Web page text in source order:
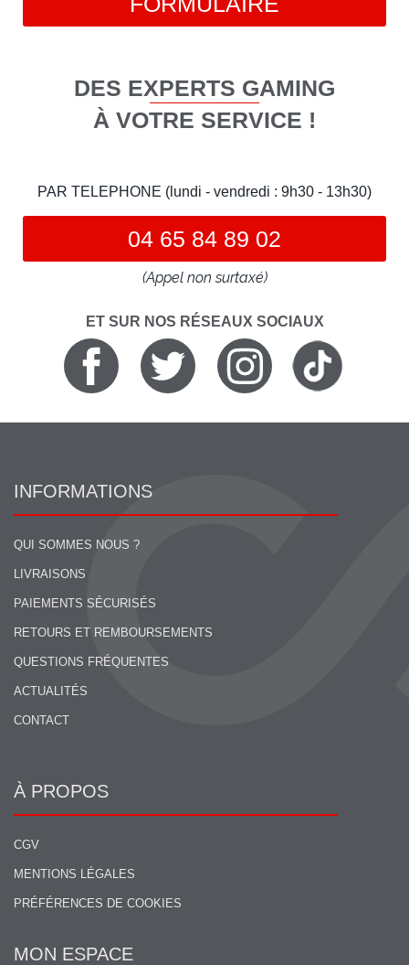
DES EXPERTS GAMING
À VOTRE SERVICE !
PAR TELEPHONE (lundi - vendredi : 9h30 - 13h30)
04 65 84 89 02
(Appel non surtaxé)
ET SUR NOS RÉSEAUX SOCIAUX
INFORMATIONS
QUI SOMMES NOUS ?
LIVRAISONS
PAIEMENTS SÉCURISÉS
RETOURS ET REMBOURSEMENTS
QUESTIONS FRÉQUENTES
ACTUALITÉS
CONTACT
À PROPOS
CGV
MENTIONS LÉGALES
PRÉFÉRENCES DE COOKIES
MON ESPACE